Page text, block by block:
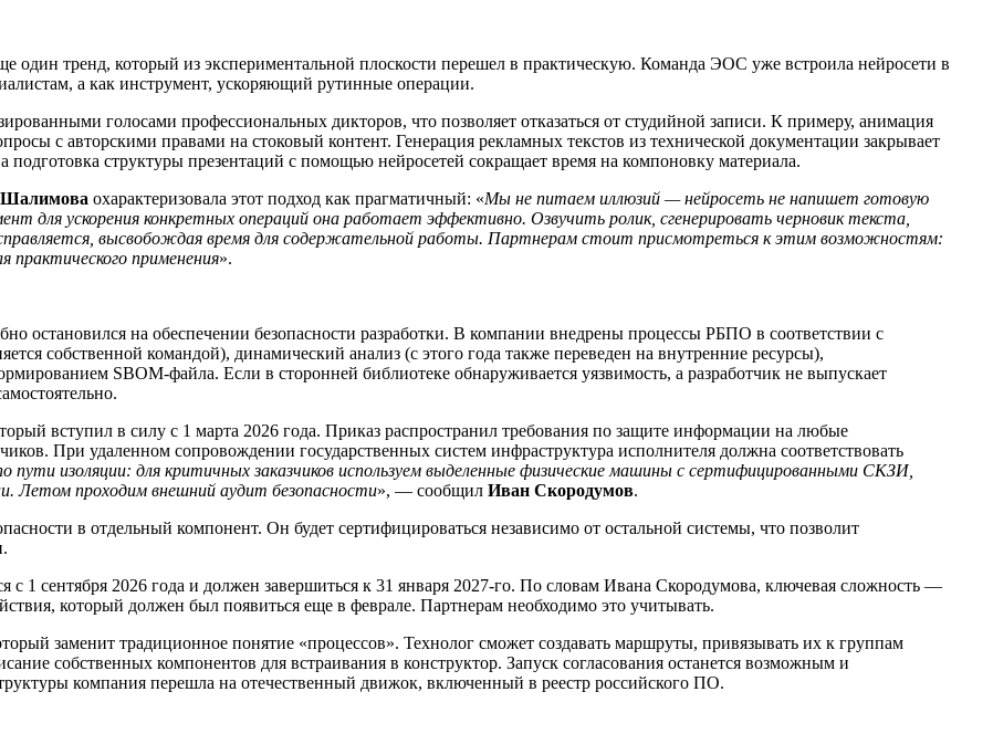
один тренд, который из экспериментальной плоскости перешел в практическую. Команда ЭОС уже встроила нейросети в
а как инструмент, ускоряющий рутинные операции.
голосами профессиональных дикторов, что позволяет отказаться от студийной записи. К примеру, анимация
с авторскими правами на стоковый контент. Генерация рекламных текстов из технической документации закрывает
подготовка структуры презентаций с помощью нейросетей сокращает время на компоновку материала.
Шалимова охарактеризовала этот подход как прагматичный: «Мы не питаем иллюзий — нейросеть не напишет готовую
для ускорения конкретных операций она работает эффективно. Озвучить ролик, сгенерировать черновик текста,
высвобождая время для содержательной работы. Партнерам стоит присмотреться к этим возможностям:
практического применения».
на обеспечении безопасности разработки. В компании внедрены процессы РБПО в соответствии с
собственной командой), динамический анализ (с этого года также переведен на внутренние ресурсы),
SBOM-файла. Если в сторонней библиотеке обнаруживается уязвимость, а разработчик не выпускает
вступил в силу с 1 марта 2026 года. Приказ распространил требования по защите информации на любые
При удаленном сопровождении государственных систем инфраструктура исполнителя должна соответствовать
изоляции: для критичных заказчиков используем выделенные физические машины с сертифицированными СКЗИ,
Летом проходим внешний аудит безопасности», — сообщил Иван Скородумов.
в отдельный компонент. Он будет сертифицироваться независимо от остальной системы, что позволит
1 сентября 2026 года и должен завершиться к 31 января 2027-го. По словам Ивана Скородумова, ключевая сложность —
который должен был появиться еще в феврале. Партнерам необходимо это учитывать.
заменит традиционное понятие «процессов». Технолог сможет создавать маршруты, привязывать их к группам
собственных компонентов для встраивания в конструктор. Запуск согласования останется возможным и
компания перешла на отечественный движок, включенный в реестр российского ПО.